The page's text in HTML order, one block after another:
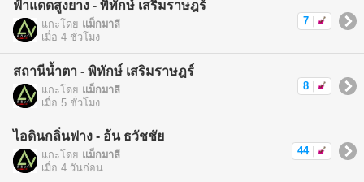
ฟ้าแดดสูงยาง - พิทักษ์ เสริมราษฎร์
แกะโดย แม็กมาลี
เมื่อ 4 ชั่วโมง
7
สถานีน้ำตา - พิทักษ์ เสริมราษฎร์
แกะโดย แม็กมาลี
เมื่อ 5 ชั่วโมง
8
ไอดินกลิ่นฟาง - อ้น ธวัชชัย
แกะโดย แม็กมาลี
เมื่อ 4 วันก่อน
44